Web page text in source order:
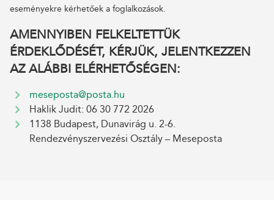
eseményekre kérhetőek a foglalkozások.
AMENNYIBEN FELKELTETTÜK
ÉRDEKLŐDÉSÉT, KÉRJÜK, JELENTKEZZEN
AZ ALÁBBI ELÉRHETŐSÉGEN:
meseposta@posta.hu
Haklik Judit: 06 30 772 2026
1138 Budapest, Dunavirág u. 2-6.
Rendezvényszervezési Osztály – Meseposta